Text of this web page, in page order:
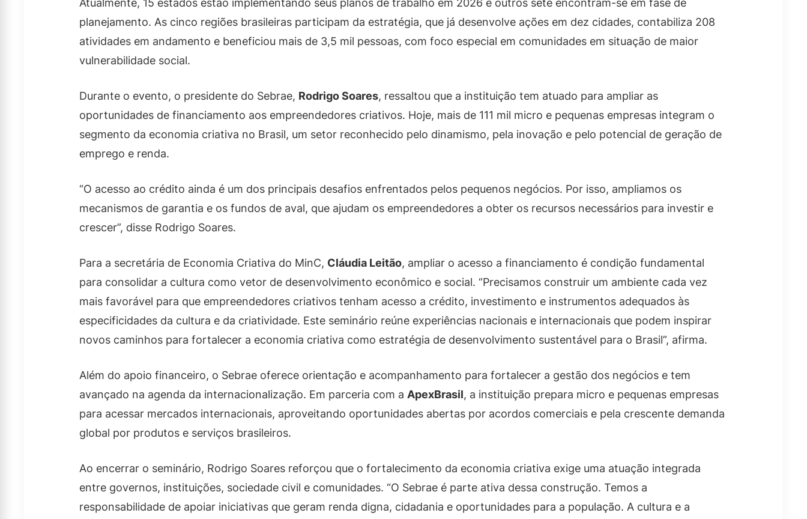
Atualmente, 15 estados estão implementando seus planos de trabalho em 2026 e outros sete encontram-se em fase de
planejamento. As cinco regiões brasileiras participam da estratégia, que já desenvolve ações em dez cidades, contabiliza 208
atividades em andamento e beneficiou mais de 3,5 mil pessoas, com foco especial em comunidades em situação de maior
vulnerabilidade social.
Durante o evento, o presidente do Sebrae, Rodrigo Soares, ressaltou que a instituição tem atuado para ampliar as
oportunidades de financiamento aos empreendedores criativos. Hoje, mais de 111 mil micro e pequenas empresas integram o
segmento da economia criativa no Brasil, um setor reconhecido pelo dinamismo, pela inovação e pelo potencial de geração de
emprego e renda.
“O acesso ao crédito ainda é um dos principais desafios enfrentados pelos pequenos negócios. Por isso, ampliamos os
mecanismos de garantia e os fundos de aval, que ajudam os empreendedores a obter os recursos necessários para investir e
crescer”, disse Rodrigo Soares.
Para a secretária de Economia Criativa do MinC, Cláudia Leitão, ampliar o acesso a financiamento é condição fundamental
para consolidar a cultura como vetor de desenvolvimento econômico e social. “Precisamos construir um ambiente cada vez
mais favorável para que empreendedores criativos tenham acesso a crédito, investimento e instrumentos adequados às
especificidades da cultura e da criatividade. Este seminário reúne experiências nacionais e internacionais que podem inspirar
novos caminhos para fortalecer a economia criativa como estratégia de desenvolvimento sustentável para o Brasil”, afirma.
Além do apoio financeiro, o Sebrae oferece orientação e acompanhamento para fortalecer a gestão dos negócios e tem
avançado na agenda da internacionalização. Em parceria com a ApexBrasil, a instituição prepara micro e pequenas empresas
para acessar mercados internacionais, aproveitando oportunidades abertas por acordos comerciais e pela crescente demanda
global por produtos e serviços brasileiros.
Ao encerrar o seminário, Rodrigo Soares reforçou que o fortalecimento da economia criativa exige uma atuação integrada
entre governos, instituições, sociedade civil e comunidades. “O Sebrae é parte ativa dessa construção. Temos a
responsabilidade de apoiar iniciativas que geram renda digna, cidadania e oportunidades para a população. A cultura e a